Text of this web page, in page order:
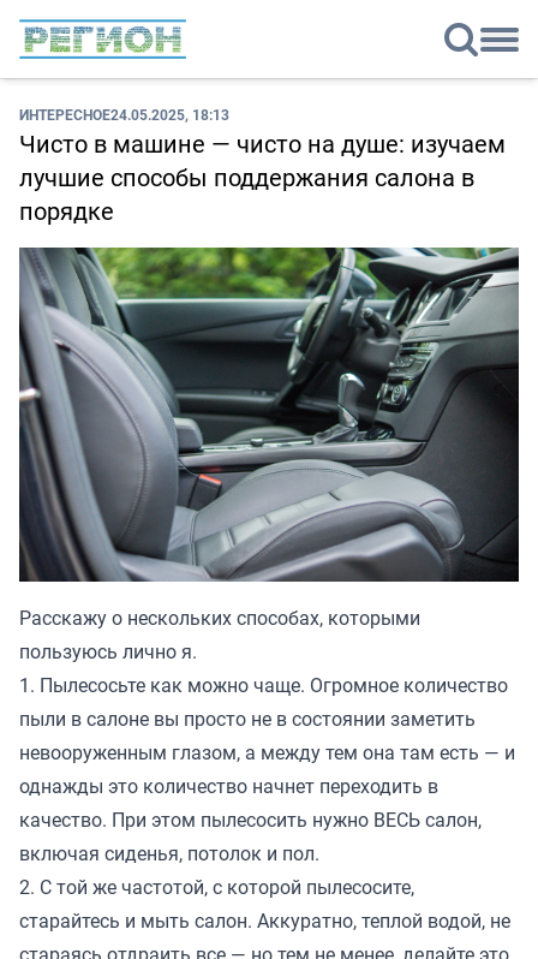
ИНТЕРЕСНОЕ24.05.2025, 18:13
Чисто в машине — чисто на душе: изучаем
лучшие способы поддержания салона в
порядке
Расскажу о нескольких способах, которыми
пользуюсь лично я.
1. Пылесосьте как можно чаще. Огромное количество
пыли в салоне вы просто не в состоянии заметить
невооруженным глазом, а между тем она там есть — и
однажды это количество начнет переходить в
качество. При этом пылесосить нужно ВЕСЬ салон,
включая сиденья, потолок и пол.
2. С той же частотой, с которой пылесосите,
старайтесь и мыть салон. Аккуратно, теплой водой, не